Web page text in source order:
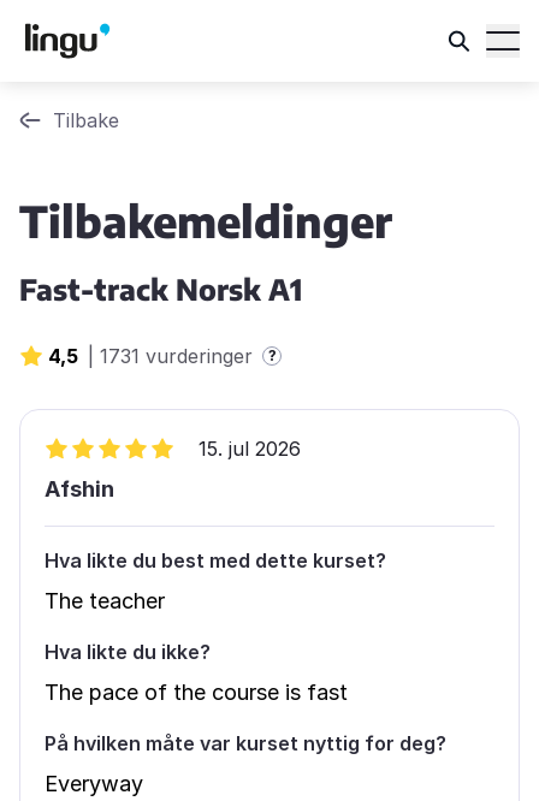
Tilbake
Tilbakemeldinger
Fast-track Norsk A1
4,5 1731 vurderinger ?
15. jul 2026
Afshin
Hva likte du best med dette kurset?
The teacher
Hva likte du ikke?
The pace of the course is fast
På hvilken måte var kurset nyttig for deg?
Everyway